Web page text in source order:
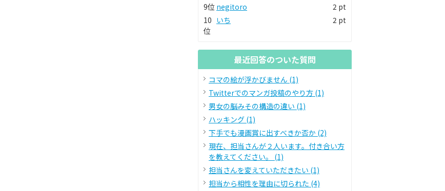
9位 negitoro
2 pt
10
位
いち 2 pt
最近回答のついた質問
コマの絵が浮かびません (1)
Twitterでのマンガ投稿のやり方 (1)
男女の脳みその構造の違い (1)
ハッキング (1)
下手でも漫画賞に出すべきか否か (2)
現在、担当さんが２人います。付き合い方
を教えてください。 (1)
担当さんを変えていただきたい (1)
担当から相性を理由に切られた (4)